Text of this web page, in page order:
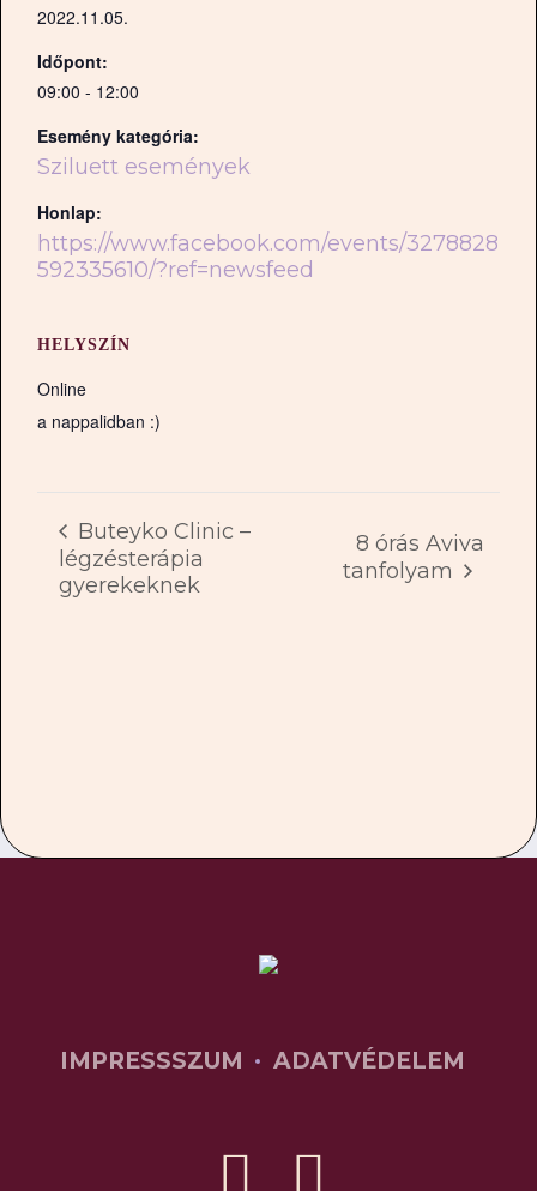
2022.11.05.
Időpont:
09:00 - 12:00
Esemény kategória:
Sziluett események
Honlap:
https://www.facebook.com/events/3278828
592335610/?ref=newsfeed
HELYSZÍN
Online
a nappalidban :)
Buteyko Clinic –
légzésterápia
gyerekeknek
8 órás Aviva
tanfolyam
IMPRESSSZUM ADATVÉDELEM